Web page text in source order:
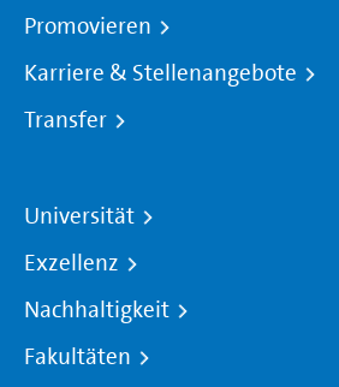
Promovieren
Karriere & Stellenangebote
Transfer
Universität
Exzellenz
Nachhaltigkeit
Fakultäten